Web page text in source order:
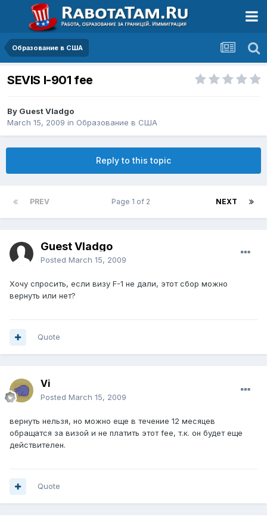
Образование в США
SEVIS I-901 fee
By Guest Vladgo
March 15, 2009 in Образование в США
Reply to this topic
PREV NEXT
Page 1 of 2
Guest Vladgo
Posted March 15, 2009
Хочу спросить, если визу F-1 не дали, этот сбор можно
вернуть или нет?
Quote
Vi
Posted March 15, 2009
вернуть нельзя, но можно еще в течение 12 месяцев
обращатся за визой и не платить этот fee, т.к. он будет еще
действителен.
Quote